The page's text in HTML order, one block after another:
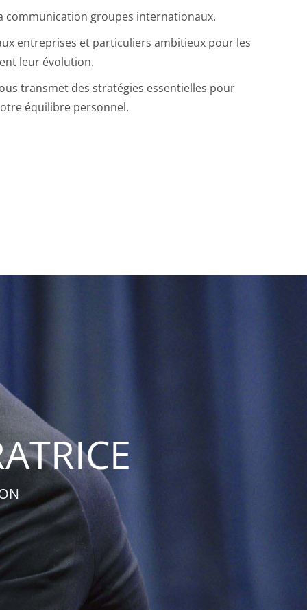
communication groupes internationaux.
entreprises et particuliers ambitieux pour les
leur évolution.
transmet des stratégies essentielles pour
équilibre personnel.